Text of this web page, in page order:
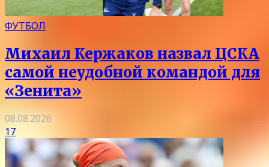
ФУТБОЛ
Михаил Кержаков назвал ЦСКА
самой неудобной командой для
«Зенита»
08.08.2026
17